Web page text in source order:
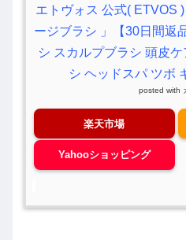
エトヴォス 公式( ETVOS
ージブラシ 」【30日間返
シ スカルプブラシ 頭皮
シ ヘッドスパ ツボ
posted with
楽天市場
Yahooショッピング